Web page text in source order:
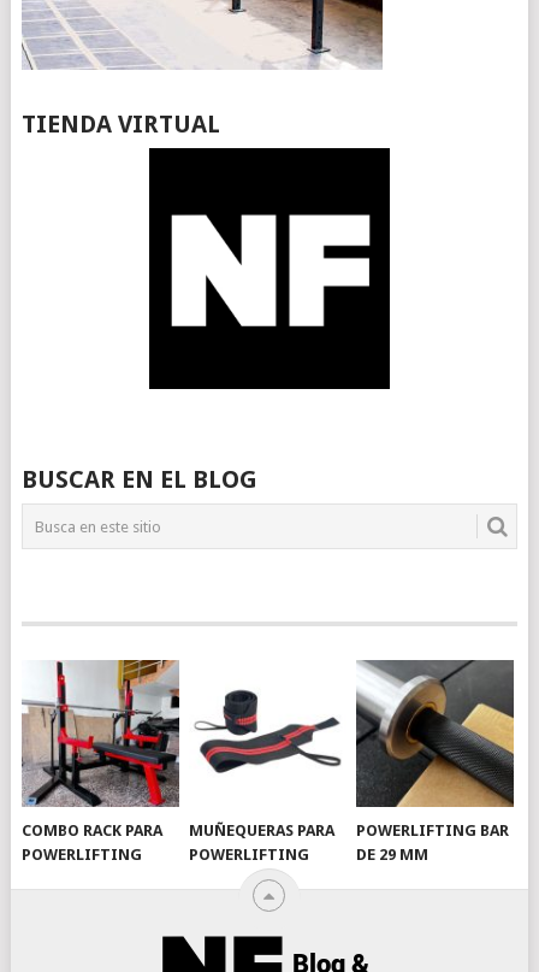
TIENDA VIRTUAL
BUSCAR EN EL BLOG
COMBO RACK PARA
POWERLIFTING
MUÑEQUERAS PARA
POWERLIFTING
POWERLIFTING BAR
DE 29 MM